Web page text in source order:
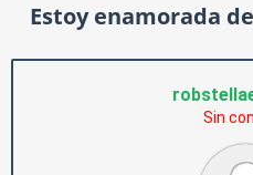
Estoy enamorada
Sin